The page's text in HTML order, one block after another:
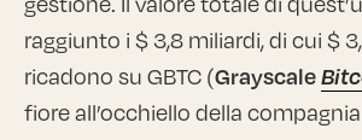
raggiunto i $ 3,8 miliardi, di cui $
ricadono su GBTC (Grayscale
fiore all’occhiello della